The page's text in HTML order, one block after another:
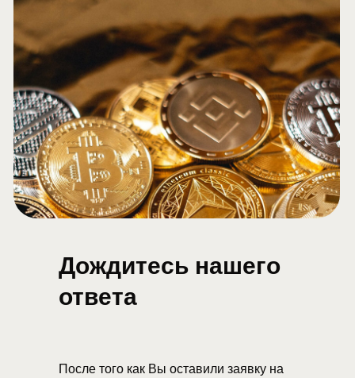
После того как Вы оставили заявку на
Дождитесь нашего
ответа